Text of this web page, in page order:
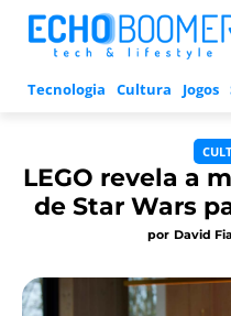
Tecnologia Cultura Jogos
LEGO revela a
de Star Wars
por David